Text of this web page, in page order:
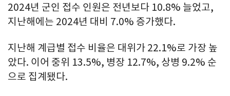
2024년 군인 접수 인원은 전년보다 10.8% 늘었고,
지난해에는 2024년 대비 7.0% 증가했다.
지난해 계급별 접수 비율은 대위가 22.1%로 가장 높
았다. 이어 중위 13.5%, 병장 12.7%, 상병 9.2% 순
으로 집계됐다.